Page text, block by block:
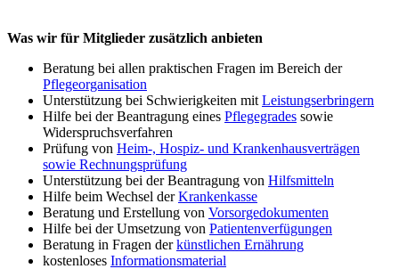
Was wir für Mitglieder zusätzlich anbieten
Beratung bei allen praktischen Fragen im Bereich der
Pflegeorganisation
Unterstützung bei Schwierigkeiten mit Leistungserbringern
Hilfe bei der Beantragung eines Pflegegrades sowie
Widerspruchsverfahren
Prüfung von Heim-, Hospiz- und Krankenhausverträgen
sowie Rechnungsprüfung
Unterstützung bei der Beantragung von Hilfsmitteln
Hilfe beim Wechsel derKrankenkasse
Beratung und Erstellung von Vorsorgedokumenten
Hilfe bei der Umsetzung von Patientenverfügungen
Beratung in Fragen derkünstlichen Ernährung
kostenloses Informationsmaterial